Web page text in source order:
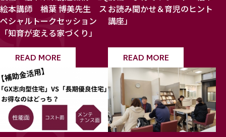
絵本講師 楢葉 博美先生 ス
ペシャルトークセッション
「知育が変える家づくり」
READ MORE
お読み聞かせ＆育児のヒント
講座」
READ MORE